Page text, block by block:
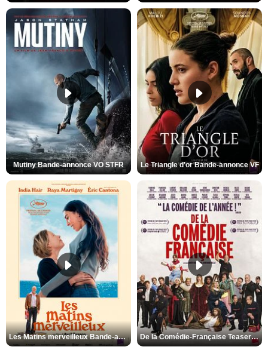
Mutiny Bande-annonce VO STFR Le Triangle d'or Bande-annonce VF
Les Matins merveilleux Bande-annonce VF De la Comédie-Française Teaser VF